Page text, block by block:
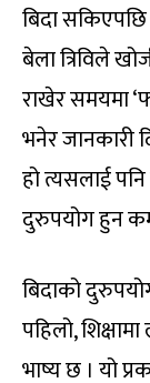
बिदा
बेला त्रिविले
राखेर समयमा
भनेर जानकारी
हो त्यसलाई पनि
दुरुपयोग हुन
बिदाको
पहिलो,
भाष्य छ । यो